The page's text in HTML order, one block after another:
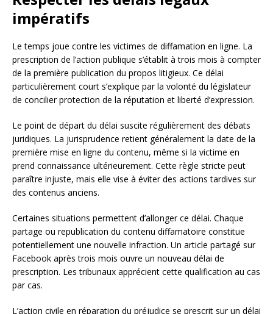
impératifs
Le temps joue contre les victimes de diffamation en ligne. La
prescription de l’action publique s’établit à trois mois à compter
de la première publication du propos litigieux. Ce délai
particulièrement court s’explique par la volonté du législateur
de concilier protection de la réputation et liberté d’expression.
Le point de départ du délai suscite régulièrement des débats
juridiques. La jurisprudence retient généralement la date de la
première mise en ligne du contenu, même si la victime en
prend connaissance ultérieurement. Cette règle stricte peut
paraître injuste, mais elle vise à éviter des actions tardives sur
des contenus anciens.
Certaines situations permettent d’allonger ce délai. Chaque
partage ou republication du contenu diffamatoire constitue
potentiellement une nouvelle infraction. Un article partagé sur
Facebook après trois mois ouvre un nouveau délai de
prescription. Les tribunaux apprécient cette qualification au cas
par cas.
L’action civile en réparation du préjudice se prescrit sur un délai